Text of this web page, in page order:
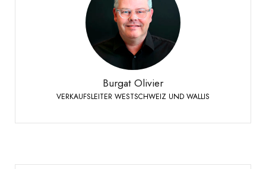
Burgat Olivier
VERKAUFSLEITER WESTSCHWEIZ UND WALLIS
Burgat Olivier
VERKAUFSLEITER WESTSCHWEIZ UND WALLIS
Telefon:
+41 79 273 16 50